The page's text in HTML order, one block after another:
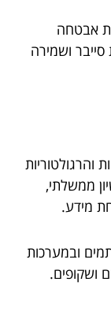
אבטחה
ושמירה
והרגולטוריות
ממשלתי,
מידע.
ובמערכות
ושקופים.